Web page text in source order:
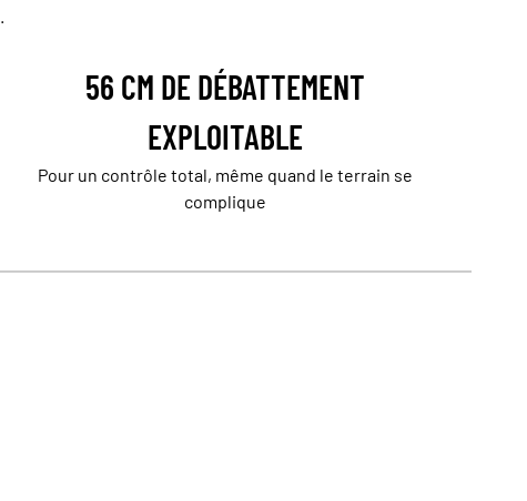
56 CM DE DÉBATTEMENT
EXPLOITABLE
Pour un contrôle total, même quand le terrain se
complique